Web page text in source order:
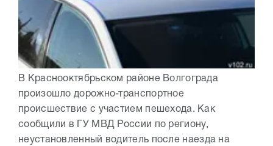
В Краснооктябрьском районе Волгограда
произошло дорожно-транспортное
происшествие с участием пешехода. Как
сообщили в ГУ МВД России по региону,
неустановленный водитель после наезда на